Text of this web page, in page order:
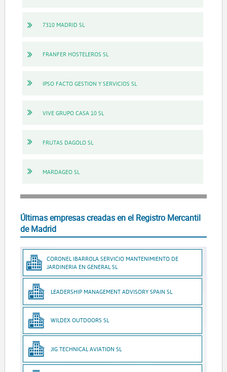
7310 MADRID SL
FRANFER HOSTELEROS SL
IPSO FACTO GESTION Y SERVICIOS SL
VIVE GRUPO CASA 10 SL
FRUTAS DAGOLO SL
MARDAGEO SL
Últimas empresas creadas en el Registro Mercantil
de Madrid
CORONEL IBARROLA SERVICIO MANTENIMIENTO DE
JARDINERIA EN GENERAL SL
LEADERSHIP MANAGEMENT ADVISORY SPAIN SL
WILDEX OUTDOORS SL
JIG TECHNICAL AVIATION SL